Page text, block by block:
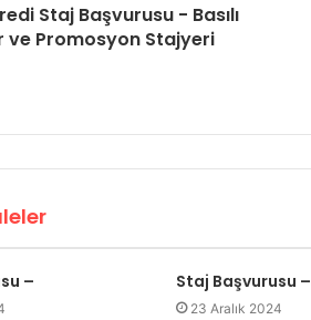
Staj Başvurusu - Basılı
ve Promosyon Stajyeri
– Staj Başvurusu –
23 Aralık 2024